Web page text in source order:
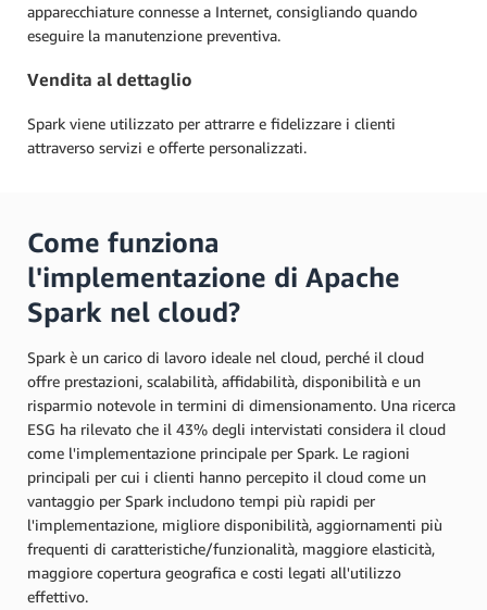
apparecchiature connesse a Internet, consigliando quando
eseguire la manutenzione preventiva.
Vendita al dettaglio
Spark viene utilizzato per attrarre e fidelizzare i clienti
attraverso servizi e offerte personalizzati.
Come funziona
l'implementazione di Apache
Spark nel cloud?
Spark è un carico di lavoro ideale nel cloud, perché il cloud
offre prestazioni, scalabilità, affidabilità, disponibilità e un
risparmio notevole in termini di dimensionamento. Una ricerca
ESG ha rilevato che il 43% degli intervistati considera il cloud
come l'implementazione principale per Spark. Le ragioni
principali per cui i clienti hanno percepito il cloud come un
vantaggio per Spark includono tempi più rapidi per
l'implementazione, migliore disponibilità, aggiornamenti più
frequenti di caratteristiche/funzionalità, maggiore elasticità,
maggiore copertura geografica e costi legati all'utilizzo
effettivo.